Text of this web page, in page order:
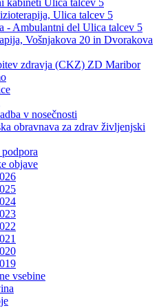
kabineti Ulica talcev 5
Ulica talcev 5
- Ambulantni del Ulica talcev 5
Vošnjakova 20 in Dvorakova
zdravja (CKZ) ZD Maribor
v nosečnosti
obravnava za zdrav življenjski
objave
vsebine